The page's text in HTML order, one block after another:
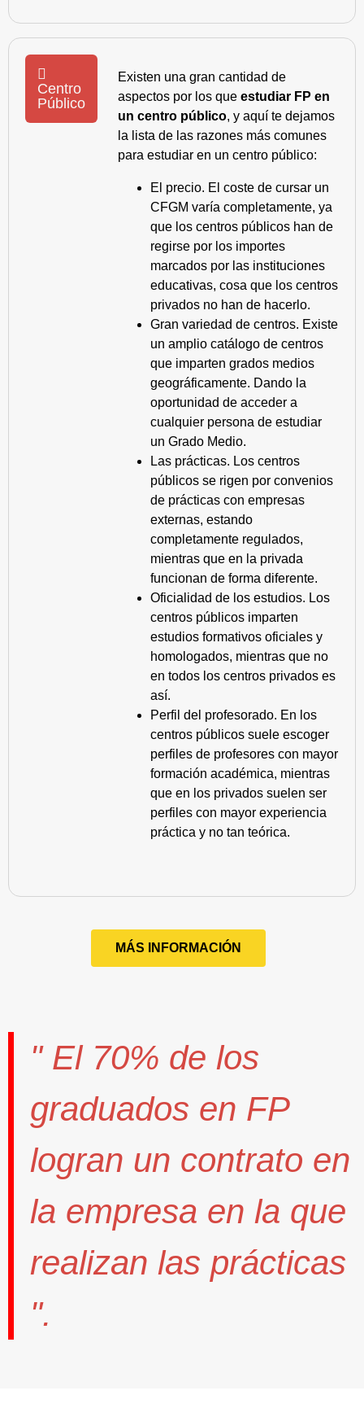
Centro
Público
Existen una gran cantidad de
aspectos por los que estudiar FP en
un centro público, y aquí te dejamos
la lista de las razones más comunes
para estudiar en un centro público:
El precio. El coste de cursar un
CFGM varía completamente, ya
que los centros públicos han de
regirse por los importes
marcados por las instituciones
educativas, cosa que los centros
privados no han de hacerlo.
Gran variedad de centros. Existe
un amplio catálogo de centros
que imparten grados medios
geográficamente. Dando la
oportunidad de acceder a
cualquier persona de estudiar
un Grado Medio.
Las prácticas. Los centros
públicos se rigen por convenios
de prácticas con empresas
externas, estando
completamente regulados,
mientras que en la privada
funcionan de forma diferente.
Oficialidad de los estudios. Los
centros públicos imparten
estudios formativos oficiales y
homologados, mientras que no
en todos los centros privados es
así.
Perfil del profesorado. En los
centros públicos suele escoger
perfiles de profesores con mayor
formación académica, mientras
que en los privados suelen ser
perfiles con mayor experiencia
práctica y no tan teórica.
MÁS INFORMACIÓN
" El 70% de los
graduados en FP
logran un contrato en
la empresa en la que
realizan las prácticas
".